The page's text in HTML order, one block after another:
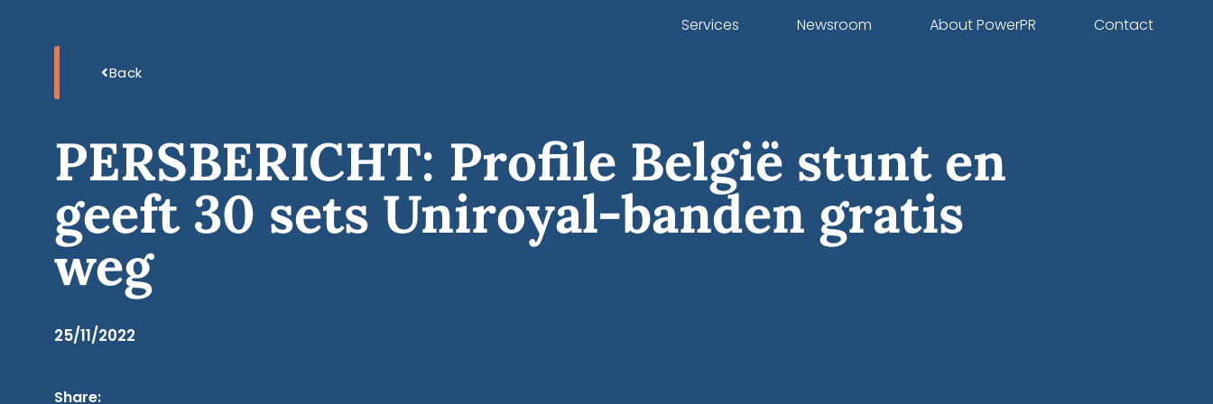
Services Newsroom About PowerPR Contact
Back
PERSBERICHT: Profile België stunt en
geeft 30 sets Uniroyal-banden gratis
weg
25/11/2022
Share: